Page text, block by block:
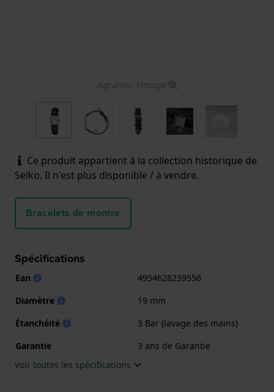
Agrandir l'image
Ce produit appartient à la collection historique de
Seiko. Il n'est plus disponible / à vendre.
Bracelets de montre
Spécifications
Ean
4954628239556
Diamètre
19 mm
Étanchéité
3 Bar (lavage des mains)
Garantie
3 ans de Garantie
Voir toutes les spécifications